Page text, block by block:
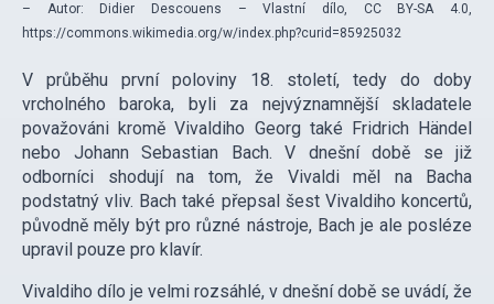
– Autor: Didier Descouens – Vlastní dílo, CC BY-SA 4.0,
https://commons.wikimedia.org/w/index.php?curid=85925032
V průběhu první poloviny 18. století, tedy do doby
vrcholného baroka, byli za nejvýznamnější skladatele
považováni kromě Vivaldiho Georg také Fridrich Händel
nebo Johann Sebastian Bach. V dnešní době se již
odborníci shodují na tom, že Vivaldi měl na Bacha
podstatný vliv. Bach také přepsal šest Vivaldiho koncertů,
původně měly být pro různé nástroje, Bach je ale posléze
upravil pouze pro klavír.
Vivaldiho dílo je velmi rozsáhlé, v dnešní době se uvádí, že